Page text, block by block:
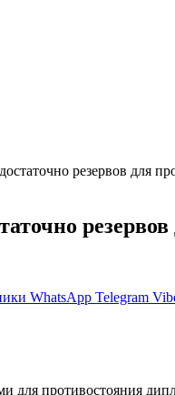
резервов для
WhatsApp Telegram
для противостояния